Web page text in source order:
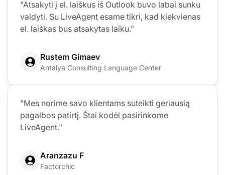
"Atsakyti į el. laiškus iš Outlook buvo labai sunku
valdyti. Su LiveAgent esame tikri, kad kiekvienas
el. laiškas bus atsakytas laiku."
Rustem Gimaev
Antalya Consulting Language Center
"Mes norime savo klientams suteikti geriausią
pagalbos patirtį. Štai kodėl pasirinkome
LiveAgent."
Aranzazu F
Factorchic